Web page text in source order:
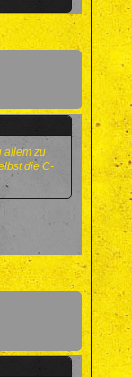
allem zu
die C-